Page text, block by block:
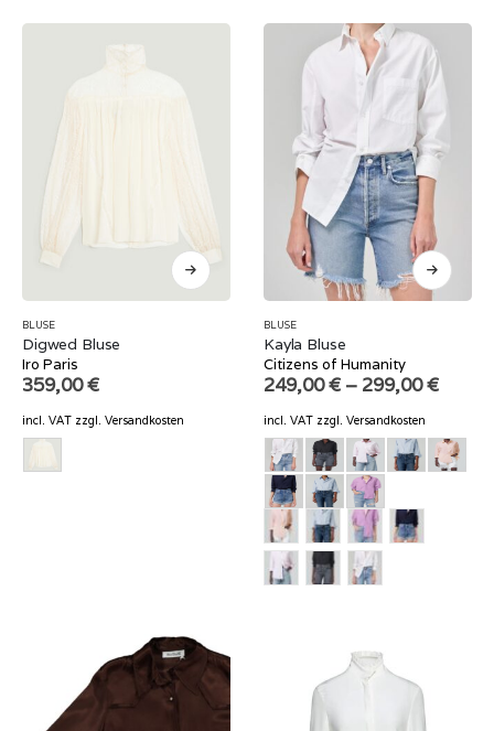
BLUSE
Digwed Bluse
Iro Paris
359,00€
incl. VAT zzgl. Versandkosten
BLUSE
Kayla Bluse
Citizens of Humanity
249,00€ – 299,00€
incl. VAT zzgl. Versandkosten